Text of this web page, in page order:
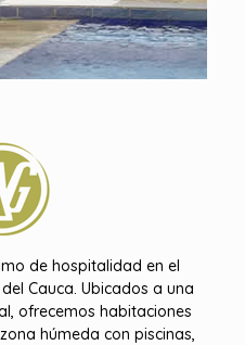
de hospitalidad en el
Cauca. Ubicados a una
ofrecemos habitaciones
húmeda con piscinas,